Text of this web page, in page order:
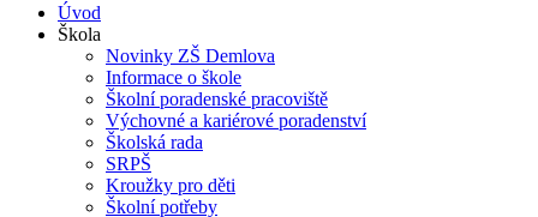
Úvod
Škola
Novinky ZŠ Demlova
Informace o škole
Školní poradenské pracoviště
Výchovné a kariérové poradenství
Školská rada
SRPŠ
Kroužky pro děti
Školní potřeby